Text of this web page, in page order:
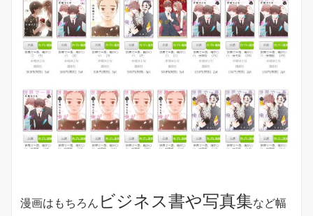
漫画はもちろん ビジネス書や写真集など幅